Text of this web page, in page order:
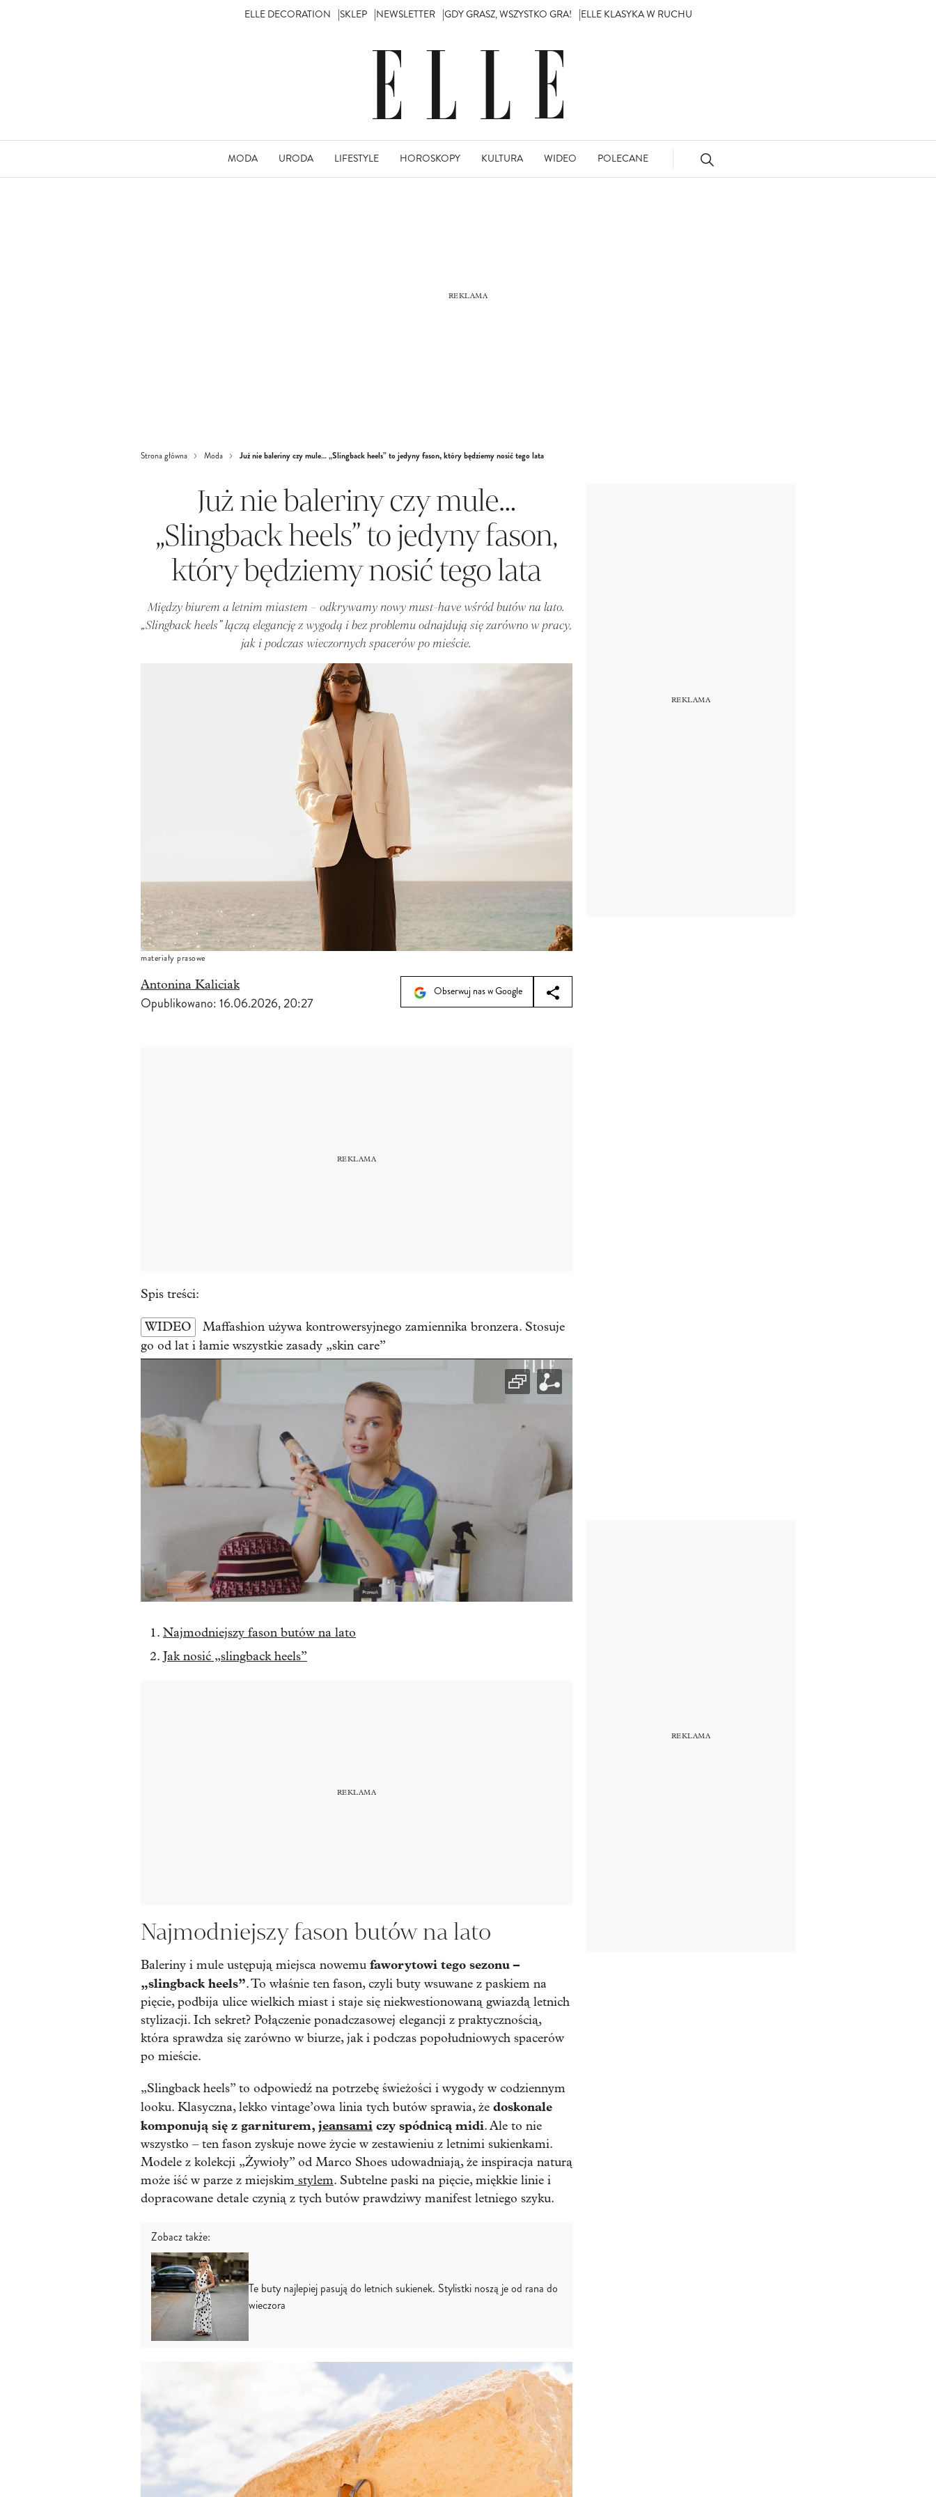
ELLE DECORATION SKLEP NEWSLETTER GDY GRASZ, WSZYSTKO GRA! ELLE KLASYKA W RUCHU
MODA URODA LIFESTYLE HOROSKOPY KULTURA WIDEO POLECANE
Strona główna Moda Już nie baleriny czy mule… „Slingback heels” to jedyny fason, który będziemy nosić tego lata
Już nie baleriny czy mule…
„Slingback heels” to jedyny fason,
który będziemy nosić tego lata
Między biurem a letnim miastem – odkrywamy nowy must-have wśród butów na lato.
„Slingback heels” łączą elegancję z wygodą i bez problemu odnajdują się zarówno w pracy,
jak i podczas wieczornych spacerów po mieście.
materiały prasowe
Antonina Kaliciak
Opublikowano:16.06.2026, 20:27
Obserwuj nas w Google
Spis treści:
WIDEO
Maffashion używa kontrowersyjnego zamiennika bronzera. Stosuje
go od lat i łamie wszystkie zasady „skin care”
Najmodniejszy fason butów na lato
Jak nosić „slingback heels”
Najmodniejszy fason butów na lato
Baleriny i mule ustępują miejsca nowemu faworytowi tego sezonu –
„slingback heels”. To właśnie ten fason, czyli buty wsuwane z paskiem na
pięcie, podbija ulice wielkich miast i staje się niekwestionowaną gwiazdą letnich
stylizacji. Ich sekret? Połączenie ponadczasowej elegancji z praktycznością,
która sprawdza się zarówno w biurze, jak i podczas popołudniowych spacerów
po mieście.
„Slingback heels” to odpowiedź na potrzebę świeżości i wygody w codziennym
looku. Klasyczna, lekko vintage’owa linia tych butów sprawia, że doskonale
komponują się z garniturem, jeansami czy spódnicą midi. Ale to nie
wszystko – ten fason zyskuje nowe życie w zestawieniu z letnimi sukienkami.
Modele z kolekcji „Żywioły” od Marco Shoes udowadniają, że inspiracja naturą
może iść w parze z miejskim stylem. Subtelne paski na pięcie, miękkie linie i
dopracowane detale czynią z tych butów prawdziwy manifest letniego szyku.
Zobacz także:
Te buty najlepiej pasują do letnich sukienek. Stylistki noszą je od rana do
wieczora